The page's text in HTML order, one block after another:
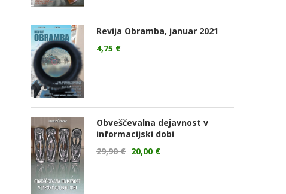
Revija Obramba, januar 2021
4,75 €
Obveščevalna dejavnost v
informacijski dobi
29,90€ 20,00 €